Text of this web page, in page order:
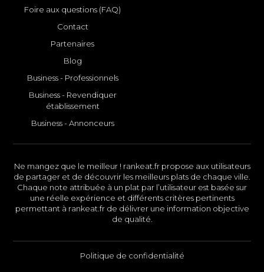
Foire aux questions (FAQ)
Contact
Partenaires
Blog
Business - Professionnels
Business - Revendiquer
établissement
Business - Annonceurs
Ne mangez que le meilleur ! rankeat.fr propose aux utilisateurs
de partager et de découvrir les meilleurs plats de chaque ville.
Chaque note attribuée à un plat par l’utilisateur est basée sur
une réelle expérience et différents critères pertinents
permettant à rankeat.fr de délivrer une information objective
de qualité.
Politique de confidentialité